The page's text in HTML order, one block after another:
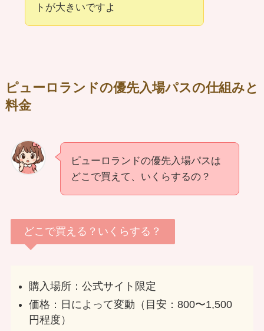
トが大きいですよ
ピューロランドの優先入場パスの仕組みと
料金
ピューロランドの優先入場パスは
どこで買えて、いくらするの？
どこで買える？いくらする？
購入場所：公式サイト限定
価格：日によって変動（目安：800〜1,500
円程度）